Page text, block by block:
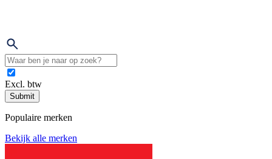
Excl. btw
Submit
Populaire merken
Bekijk alle merken